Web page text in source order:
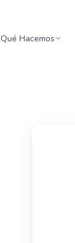
Qué Hacemos